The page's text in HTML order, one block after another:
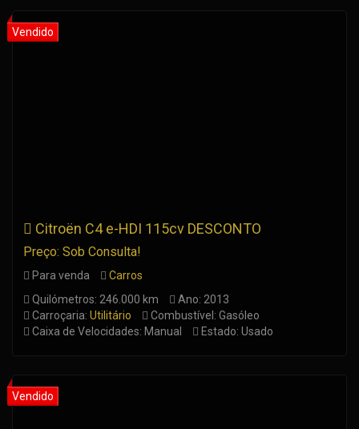
Citroën C4 e-HDI 115cv DESCONTO
Preço: Sob Consulta!
Para venda
Carros
Quilómetros: 246.000 km
Ano: 2013
Carroçaria: Utilitário
Combustível: Gasóleo
Caixa de Velocidades: Manual
Estado: Usado